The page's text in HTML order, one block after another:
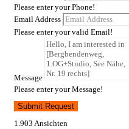
Please enter your Phone!
Email Address
Please enter your valid Email!
Message
Please enter your Message!
Submit Request
1.903 Ansichten